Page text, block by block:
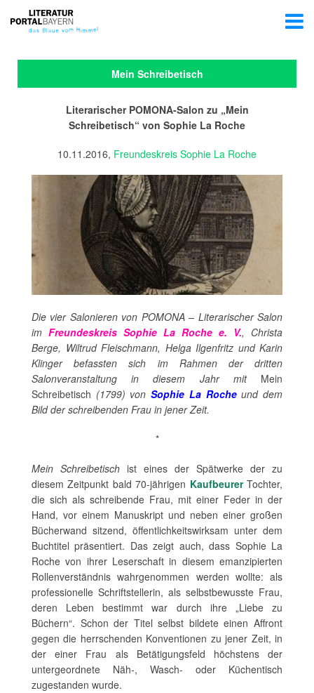
Mein Schreibetisch
Literarischer POMONA-Salon zu „Mein
Schreibetisch“ von Sophie La Roche
10.11.2016, Freundeskreis Sophie La Roche
Die vier Salonieren von POMONA – Literarischer Salon
im Freundeskreis Sophie La Roche e. V., Christa
Berge, Wiltrud Fleischmann, Helga Ilgenfritz und Karin
Klinger befassten sich im Rahmen der dritten
Salonveranstaltung in diesem Jahr mit Mein
Schreibetisch (1799) vonSophie La Rocheund dem
Bild der schreibenden Frau in jener Zeit.
*
Mein Schreibetisch ist eines der Spätwerke der zu
diesem Zeitpunkt bald 70-jährigen KaufbeurerTochter,
die sich als schreibende Frau, mit einer Feder in der
Hand, vor einem Manuskript und neben einer großen
Bücherwand sitzend, öffentlichkeitswirksam unter dem
Buchtitel präsentiert. Das zeigt auch, dass Sophie La
Roche von ihrer Leserschaft in diesem emanzipierten
Rollenverständnis wahrgenommen werden wollte: als
professionelle Schriftstellerin, als selbstbewusste Frau,
deren Leben bestimmt war durch ihre „Liebe zu
Büchern“. Schon der Titel selbst bildete einen Affront
gegen die herrschenden Konventionen zu jener Zeit, in
der einer Frau als Betätigungsfeld höchstens der
untergeordnete Näh-, Wasch- oder Küchentisch
zugestanden wurde.